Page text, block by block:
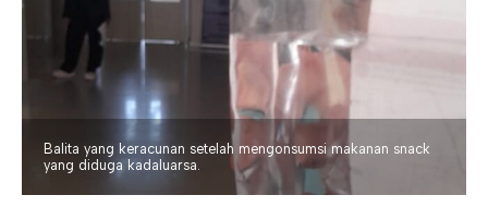
Balita yang keracunan setelah mengonsumsi makanan snack
yang diduga kadaluarsa.